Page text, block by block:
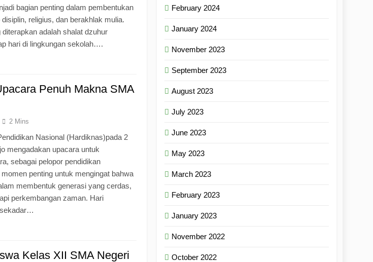
bagian penting dalam pembentukan
religius, dan berakhlak mulia.
adalah shalat dzuhur
hari di lingkungan sekolah….
Penuh Makna SMA
2 Mins
Nasional (Hardiknas)pada 2
mengadakan upacara untuk
sebagai pelopor pendidikan
penting untuk mengingat bahwa
membentuk generasi yang cerdas,
perkembangan zaman. Hari
Kelas XII SMA Negeri
February 2024
January 2024
November 2023
September 2023
August 2023
July 2023
June 2023
May 2023
March 2023
February 2023
January 2023
November 2022
October 2022